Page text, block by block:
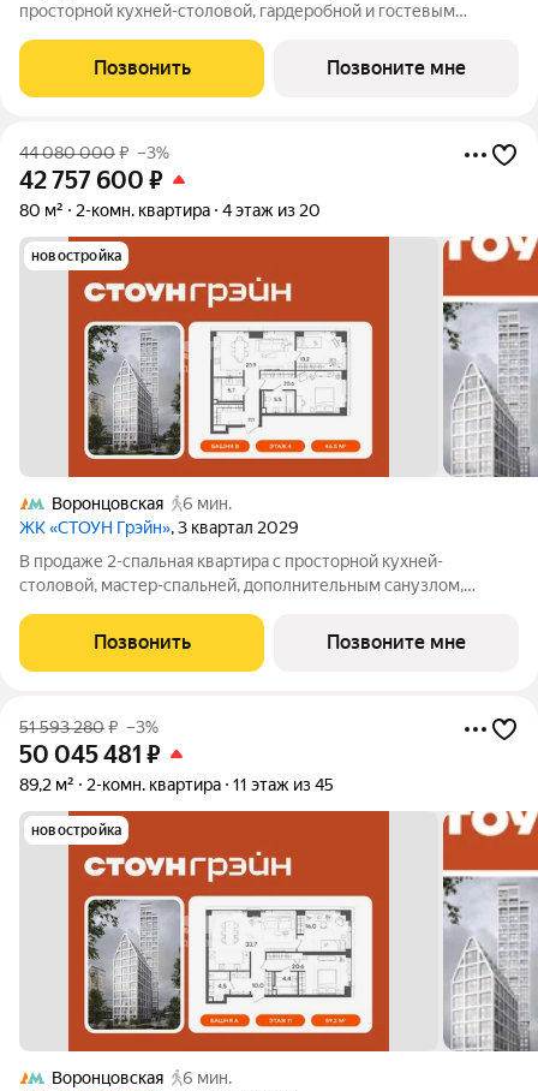
просторной кухней-столовой, гардеробной и гостевым
остекление и вид на закрытый благоустроенный двор жилого
комплекса. Квартира с 2 спальнями -
Позвонить Позвоните мне
44 080 000₽ –3%
42 757 600 ₽
80 м² 2-комн. квартира 4 этаж из 20
новостройка
Воронцовская
6 мин.
ЖК «СТОУН Грэйн», 3 квартал 2029
В продаже 2-спальная квартира с просторной кухней-
столовой, мастер-спальней, дополнительным санузлом,
для хранения вещей. Вторая комната может быть
адаптирована под детскую или кабинет. Квартира
Позвонить Позвоните мне
51 593 280₽ –3%
50 045 481 ₽
89,2 м² 2-комн. квартира 11 этаж из 45
новостройка
Воронцовская
6 мин.